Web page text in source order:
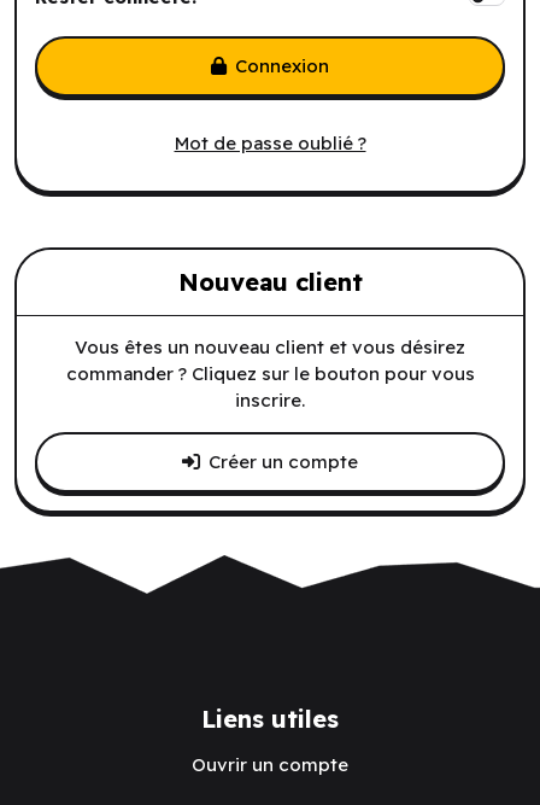
Mot de passe oublié ?
Connexion
Nouveau client
Vous êtes un nouveau client et vous désirez
commander ? Cliquez sur le bouton pour vous
inscrire.
Créer un compte
Liens utiles
Ouvrir un compte